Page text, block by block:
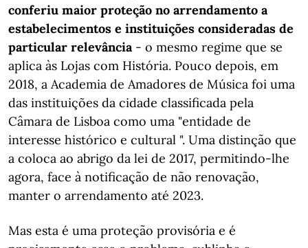
conferiu maior proteção no arrendamento a
estabelecimentos e instituições consideradas de
particular relevância- o mesmo regime que se
aplica às Lojas com História. Pouco depois, em
2018, a Academia de Amadores de Música foi uma
das instituições da cidade classificada pela
Câmara de Lisboa como uma "entidade de
interesse histórico e cultural ". Uma distinção que
a coloca ao abrigo da lei de 2017, permitindo-lhe
agora, face à notificação de não renovação,
manter o arrendamento até 2023.
Mas esta é uma proteção provisória e é